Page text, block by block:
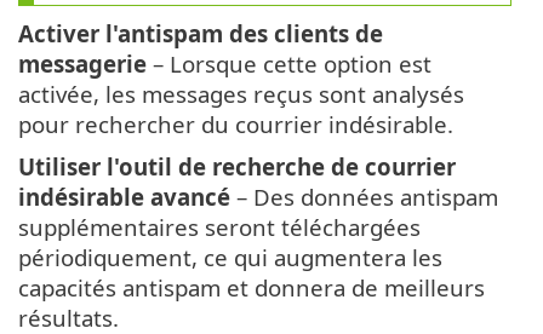
Activer l'antispam des clients de
messagerie – Lorsque cette option est
activée, les messages reçus sont analysés
pour rechercher du courrier indésirable.
Utiliser l'outil de recherche de courrier
indésirable avancé – Des données antispam
supplémentaires seront téléchargées
périodiquement, ce qui augmentera les
capacités antispam et donnera de meilleurs
résultats.